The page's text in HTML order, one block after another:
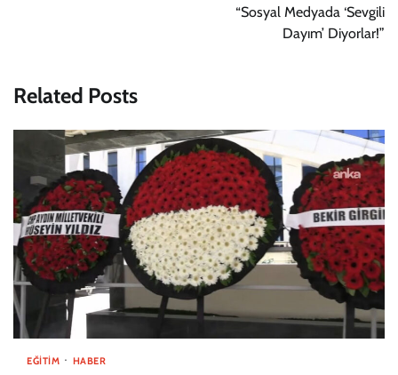
“Sosyal Medyada ‘Sevgili
Dayım’ Diyorlar!”
Related Posts
EĞITIM HABER